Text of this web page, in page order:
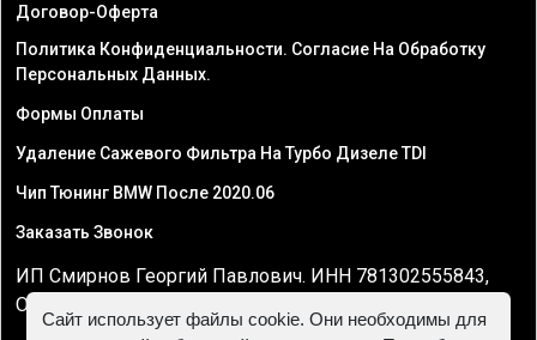
Договор-Оферта
Политика Конфиденциальности. Согласие На Обработку
Персональных Данных.
Формы Оплаты
Удаление Сажевого Фильтра На Турбо Дизеле TDI
Чип Тюнинг BMW После 2020.06
Заказать Звонок
ИП Смирнов Георгий Павлович. ИНН 781302555843,
ОГРНИП 324470400032610
Сайт использует файлы cookie. Они необходимы для